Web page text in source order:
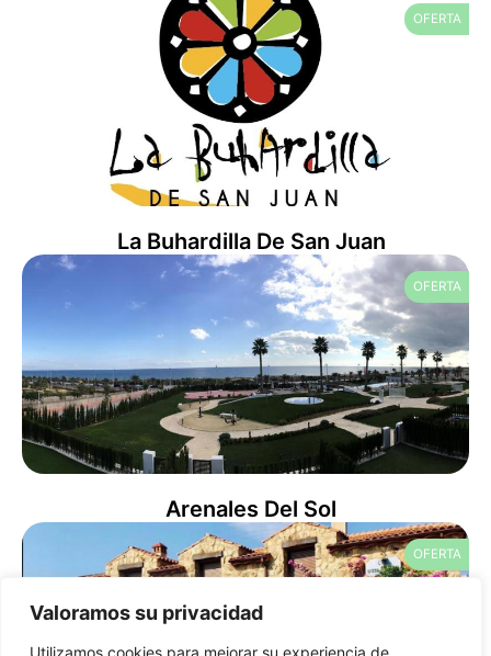
Valoramos su privacidad
Utilizamos cookies para mejorar su experiencia de
OFERTA
La Buhardilla De San Juan
OFERTA
Arenales Del Sol
OFERTA